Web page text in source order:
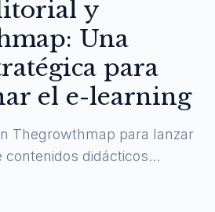
y
Una
para
el e-learning
Thegrowthmap para lanzar
contenidos didácticos